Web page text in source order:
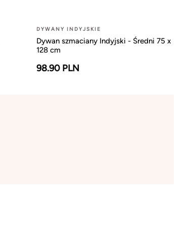
DYWANY INDYJSKIE
Dywan szmaciany Indyjski - Średni 75 x
128 cm
98.90 PLN